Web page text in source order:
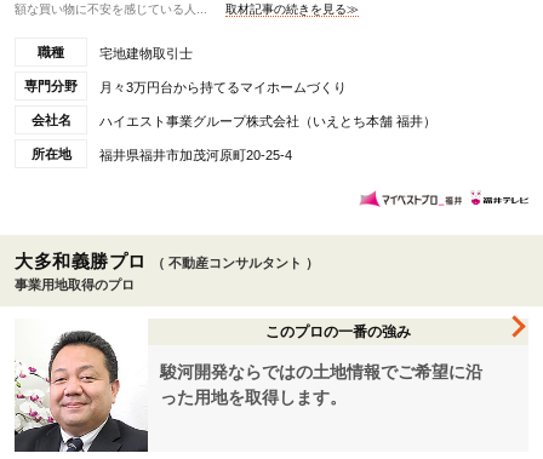
額な買い物に不安を感じている人...
取材記事の続きを見る≫
職種 宅地建物取引士
専門分野 月々3万円台から持てるマイホームづくり
会社名 ハイエスト事業グループ株式会社（いえとち本舗 福井）
所在地 福井県福井市加茂河原町20-25-4
大多和義勝プロ
（ 不動産コンサルタント ）
事業用地取得のプロ
このプロの一番の強み
駿河開発ならではの土地情報でご希望に沿
った用地を取得します。